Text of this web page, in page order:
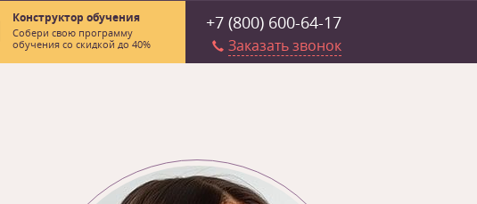
+7 (800) 600-64-17
Заказать звонок
Конструктор обучения
Собери свою программу
обучения со скидкой до 40%